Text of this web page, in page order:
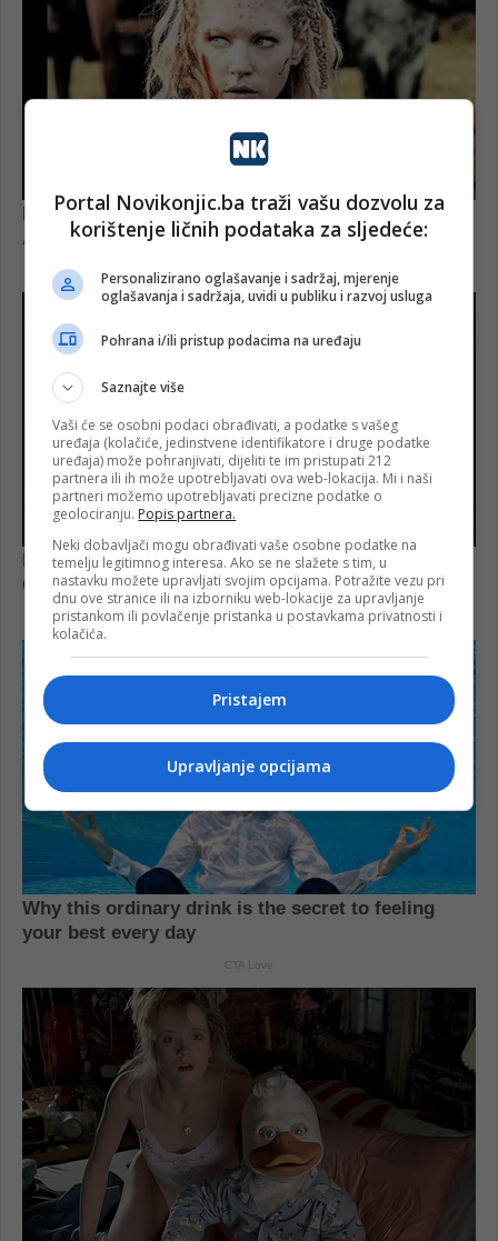
Portal Novikonjic.ba traži vašu dozvolu za
korištenje ličnih podataka za sljedeće:
Personalizirano oglašavanje i sadržaj, mjerenje
oglašavanja i sadržaja, uvidi u publiku i razvoj usluga
Pohrana i/ili pristup podacima na uređaju
Saznajte više
Vaši će se osobni podaci obrađivati, a podatke s vašeg
uređaja (kolačiće, jedinstvene identifikatore i druge podatke
uređaja) može pohranjivati, dijeliti te im pristupati 212
partnera ili ih može upotrebljavati ova web-lokacija. Mi i naši
partneri možemo upotrebljavati precizne podatke o
geolociranju. Popis partnera.
Neki dobavljači mogu obrađivati vaše osobne podatke na
temelju legitimnog interesa. Ako se ne slažete s tim, u
nastavku možete upravljati svojim opcijama. Potražite vezu pri
dnu ove stranice ili na izborniku web-lokacije za upravljanje
pristankom ili povlačenje pristanka u postavkama privatnosti i
kolačića.
Pristajem
Upravljanje opcijama